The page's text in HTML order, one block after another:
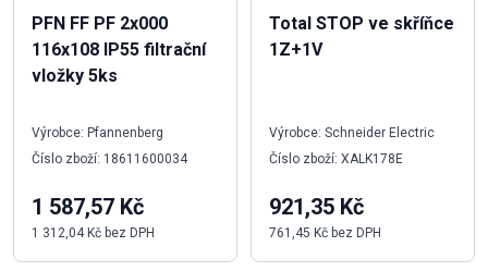
PFN FF PF 2x000
116x108 IP55 filtrační
vložky 5ks
Výrobce: Pfannenberg
Číslo zboží: 18611600034
1 587,57 Kč
1 312,04 Kč bez DPH
Total STOP ve skříňce
1Z+1V
Výrobce: Schneider Electric
Číslo zboží: XALK178E
921,35 Kč
761,45 Kč bez DPH